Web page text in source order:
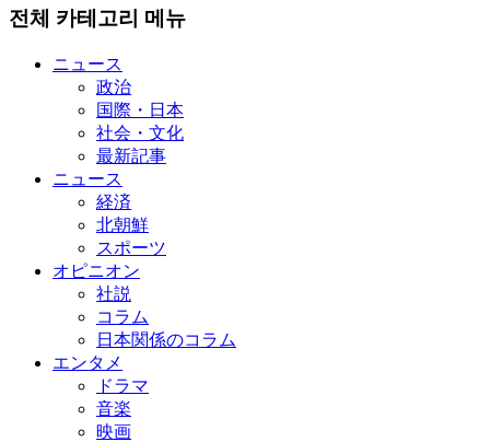
전체 카테고리 메뉴
ニュース
政治
国際・日本
社会・文化
最新記事
ニュース
経済
北朝鮮
スポーツ
オピニオン
社説
コラム
日本関係のコラム
エンタメ
ドラマ
音楽
映画